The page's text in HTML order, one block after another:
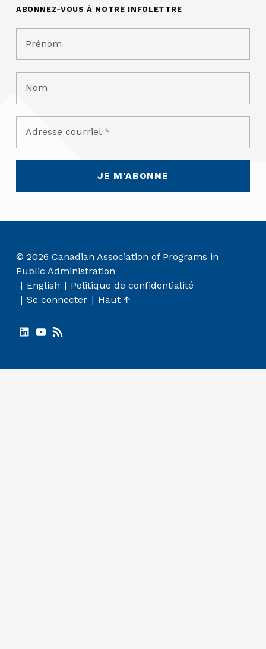
ABONNEZ-VOUS À NOTRE INFOLETTRE
© 2026 Canadian Association of Programs in
Public Administration
English
Politique de confidentialité
Se connecter
Haut ↑
LinkedIn
YouTube
RSS